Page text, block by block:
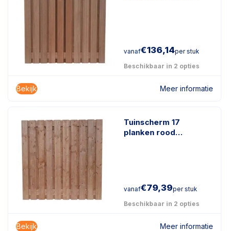
vanaf€136,14per stuk
Beschikbaar in 2 opties
Bekijk Meer informatie
Tuinscherm 17
planken rood
vanaf€79,39per stuk
Beschikbaar in 2 opties
Bekijk Meer informatie